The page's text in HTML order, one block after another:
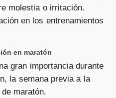
molestia o irritación.
en los entrenamientos
en maratón
gran importancia durante
la semana previa a la
maratón.